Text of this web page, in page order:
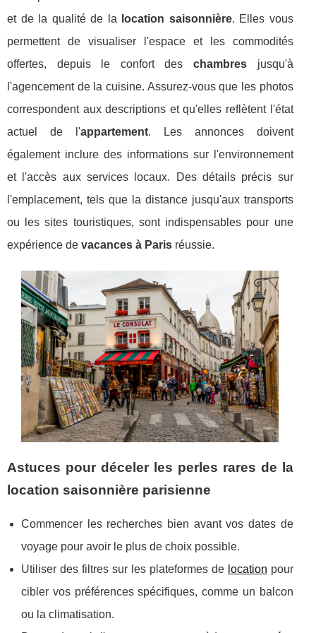
et de la qualité de la
location saisonnière. Elles vous
permettent de visualiser l'espace et les commodités
offertes, depuis le confort des chambres jusqu'à
l'agencement de la cuisine. Assurez-vous que les photos
correspondent aux descriptions et qu'elles reflètent l'état
actuel de l'appartement. Les annonces doivent
également inclure des informations sur l'environnement
et l'accès aux services locaux. Des détails précis sur
l'emplacement, tels que la distance jusqu'aux transports
ou les sites touristiques, sont indispensables pour une
expérience de vacances à Paris réussie.
Astuces pour déceler les perles rares de la
location saisonnière parisienne
Commencer les recherches bien avant vos dates de
voyage pour avoir le plus de choix possible.
Utiliser des filtres sur les plateformes de location pour
cibler vos préférences spécifiques, comme un balcon
ou la climatisation.